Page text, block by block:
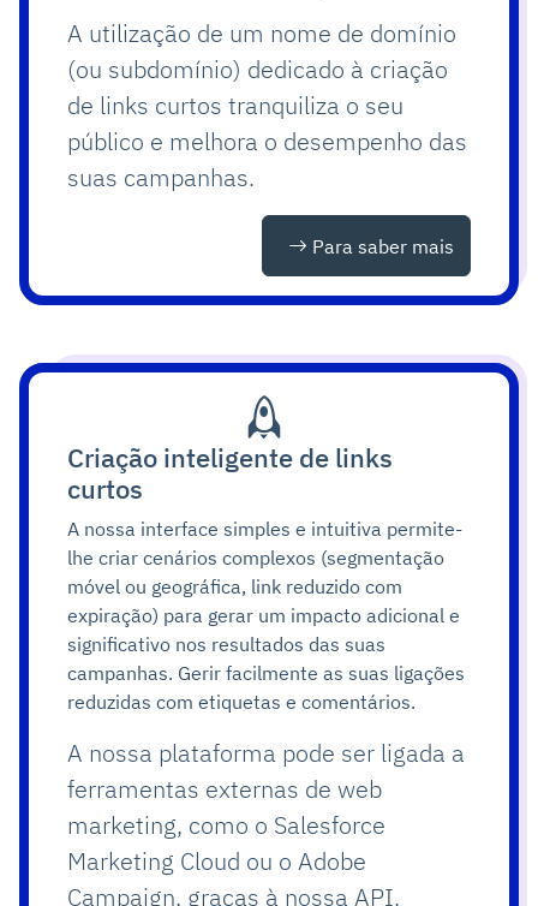
A utilização de um nome de domínio
(ou subdomínio) dedicado à criação
de links curtos tranquiliza o seu
público e melhora o desempenho das
suas campanhas.
Para saber mais
Criação inteligente de links
curtos
A nossa interface simples e intuitiva permite-
lhe criar cenários complexos (segmentação
móvel ou geográfica, link reduzido com
expiração) para gerar um impacto adicional e
significativo nos resultados das suas
campanhas. Gerir facilmente as suas ligações
reduzidas com etiquetas e comentários.
A nossa plataforma pode ser ligada a
ferramentas externas de web
marketing, como o Salesforce
Marketing Cloud ou o Adobe
Campaign, graças à nossa API.